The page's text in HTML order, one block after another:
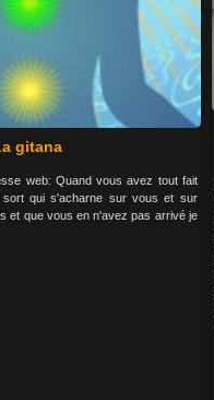
gitana
web: Quand vous avez tout fait
qui s'acharne sur vous et sur
et que vous en n'avez pas arrivé je